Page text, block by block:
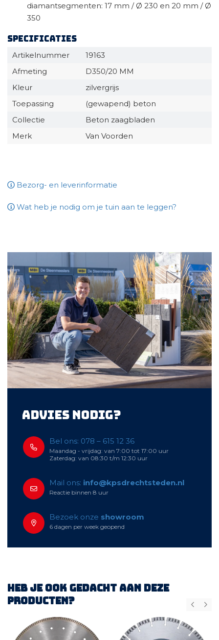
diamantsegmenten: 17 mm / Ø 230 en 20 mm / Ø
350
Specificaties
Artikelnummer
19163
Afmeting
D350/20 MM
Kleur
zilvergrijs
Toepassing
(gewapend) beton
Collectie
Beton zaagbladen
Merk
Van Voorden
Bezorg- en leverinformatie
Wat heb je nodig om je tuin aan te leggen?
Advies nodig?
Bel ons: 078 – 615 12 36
Maandag - vrijdag: van 7:00 tot 17:00 uur
Zaterdag: van 08:30 t/m 12:30 uur
Mail ons: info@kpsdrechtsteden.nl
Reactie binnen 8 uur
Bezoek onze showroom
6 dagen per week geopend
Heb je ook gedacht aan deze
producten?